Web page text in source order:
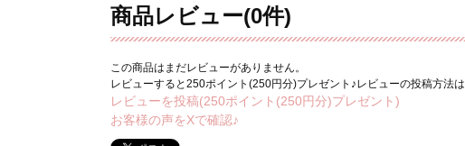
商品レビュー(0件)
この商品はまだレビューがありません。
レビューすると250ポイント(250円分)プレゼント♪レビューの投稿方法は
レビューを投稿(250ポイント(250円分)プレゼント)
お客様の声をXで確認♪